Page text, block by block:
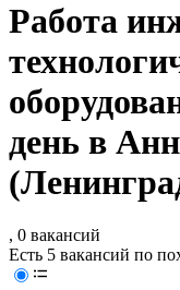
Работа
день в
, 0 вакансий
Есть 5 вакансий по